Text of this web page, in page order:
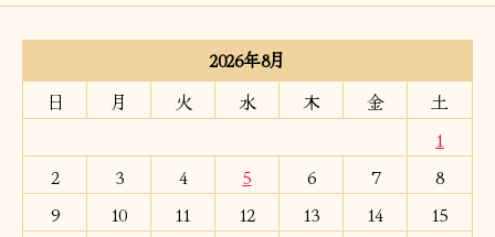
2026年8月
日
月 火 水 木 金
土
1
2
3 4 5 6 7
8
9
10 11 12 13 14
15